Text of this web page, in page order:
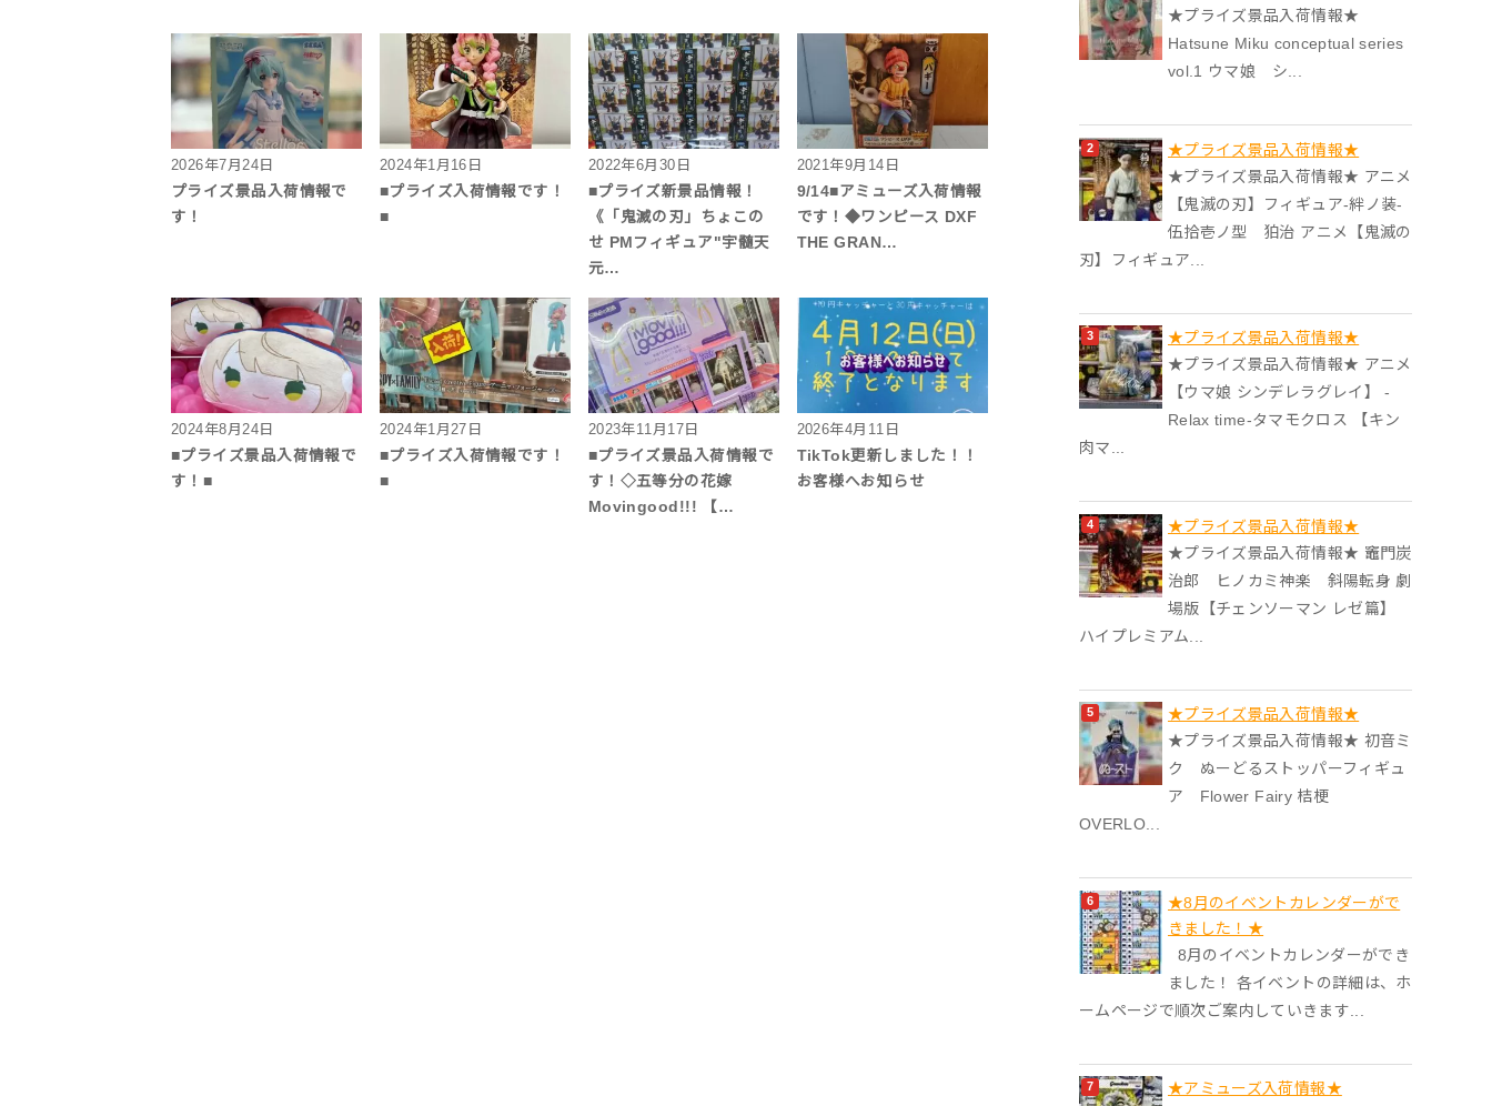
2026年7月24日
プライズ景品入荷情報で
す！
2024年1月16日
■プライズ入荷情報です！
■
2022年6月30日
■プライズ新景品情報！
《「鬼滅の刃」ちょこの
せ PMフィギュア"宇髄天
元…
2021年9月14日
9/14■アミューズ入荷情報
です！◆ワンピース DXF
THE GRAN…
2024年8月24日
■プライズ景品入荷情報で
す！■
2024年1月27日
■プライズ入荷情報です！
■
2023年11月17日
■プライズ景品入荷情報で
す！◇五等分の花嫁
Movingood!!! 【…
2026年4月11日
TikTok更新しました！！
お客様へお知らせ
★プライズ景品入荷情報★
Hatsune Miku conceptual series
vol.1 ウマ娘 シ...
★プライズ景品入荷情報★
★プライズ景品入荷情報★ アニメ
【鬼滅の刃】フィギュア-絆ノ装-
伍拾壱ノ型 狛治 アニメ【鬼滅の
刃】フィギュア...
★プライズ景品入荷情報★
★プライズ景品入荷情報★ アニメ
【ウマ娘 シンデレラグレイ】 -
Relax time-タマモクロス 【キン
肉マ...
★プライズ景品入荷情報★
★プライズ景品入荷情報★ 竈門炭
治郎 ヒノカミ神楽 斜陽転身 劇
場版【チェンソーマン レゼ篇】
ハイプレミアム...
★プライズ景品入荷情報★
★プライズ景品入荷情報★ 初音ミ
ク ぬーどるストッパーフィギュ
ア Flower Fairy 桔梗
OVERLO...
★8月のイベントカレンダーがで
きました！★
8月のイベントカレンダーができ
ました！ 各イベントの詳細は、ホ
ームページで順次ご案内していきます...
★アミューズ入荷情報★